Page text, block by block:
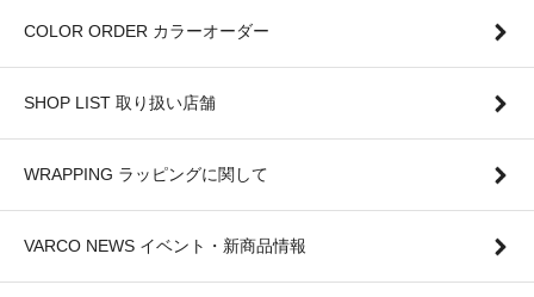
COLOR ORDER カラーオーダー
SHOP LIST 取り扱い店舗
WRAPPING ラッピングに関して
VARCO NEWS イベント・新商品情報